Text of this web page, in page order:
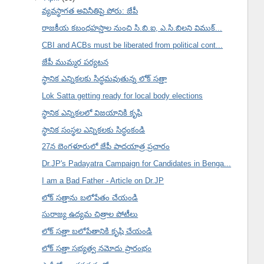
వ్యవస్థాగత అవినీతిపై పోరు: జేపీ
రాజకీయ కబంధహస్తాల నుంచి సి.బి.ఐ, ఎ.సి.బిలని విముక్...
CBI and ACBs must be liberated from political cont...
జేపీ ముమ్మర పర్యటన
స్థానిక ఎన్నికలకు సిద్ధమవుతున్న లోక్ సత్తా
Lok Satta getting ready for local body elections
స్థానిక ఎన్నికలలో విజయానికి కృషి
స్థానిక సంస్థల ఎన్నికలకు సిద్ధంకండి
27న బెంగళూరులో జేపీ పాదయాత్ర ప్రచారం
Dr.JP's Padayatra Campaign for Candidates in Benga...
I am a Bad Father - Article on Dr.JP
లోక్ సత్తాను బలోపేతం చేయండి
సురాజ్య ఉద్యమ చిత్రాల పోటీలు
లోక్ సత్తా బలోపేతానికి కృషి చేయండి
లోక్ సత్తా సభ్యత్వ నమోదు ప్రారంభం